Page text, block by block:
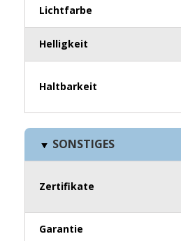
Lichtfarbe
Helligkeit
Haltbarkeit
SONSTIGES
Zertifikate
Garantie